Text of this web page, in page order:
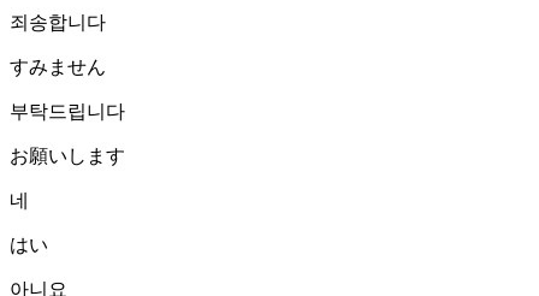
죄송합니다
すみません
부탁드립니다
お願いします
네
はい
아니요